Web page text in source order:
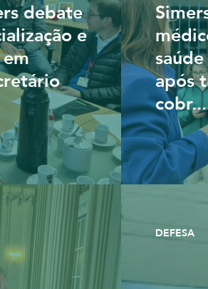
debate
e
após
cobr...
DEFESA